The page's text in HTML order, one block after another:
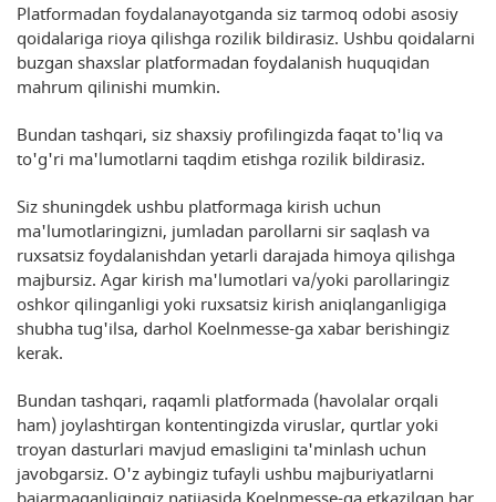
Platformadan foydalanayotganda siz tarmoq odobi asosiy
qoidalariga rioya qilishga rozilik bildirasiz. Ushbu qoidalarni
buzgan shaxslar platformadan foydalanish huquqidan
mahrum qilinishi mumkin.
Bundan tashqari, siz shaxsiy profilingizda faqat to'liq va
to'g'ri ma'lumotlarni taqdim etishga rozilik bildirasiz.
Siz shuningdek ushbu platformaga kirish uchun
ma'lumotlaringizni, jumladan parollarni sir saqlash va
ruxsatsiz foydalanishdan yetarli darajada himoya qilishga
majbursiz. Agar kirish ma'lumotlari va/yoki parollaringiz
oshkor qilinganligi yoki ruxsatsiz kirish aniqlanganligiga
shubha tug'ilsa, darhol Koelnmesse-ga xabar berishingiz
kerak.
Bundan tashqari, raqamli platformada (havolalar orqali
ham) joylashtirgan kontentingizda viruslar, qurtlar yoki
troyan dasturlari mavjud emasligini ta'minlash uchun
javobgarsiz. O'z aybingiz tufayli ushbu majburiyatlarni